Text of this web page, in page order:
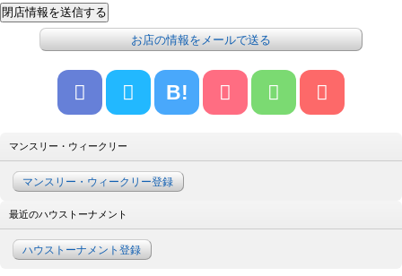
お店の情報をメールで送る
B!
マンスリー・ウィークリー
マンスリー・ウィークリー登録
最近のハウストーナメント
ハウストーナメント登録